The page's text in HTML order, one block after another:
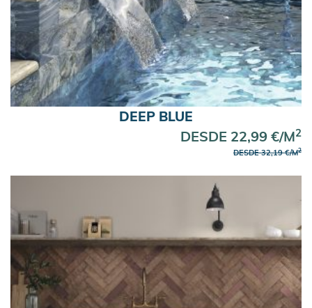
DEEP BLUE
DESDE 22,99 €/M2
DESDE 32,19 €/M2